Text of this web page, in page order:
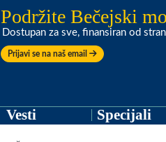
Podržite Bečejski
Dostupan za sve, finansiran od
Prijavi se na naš email
Vesti Specijali